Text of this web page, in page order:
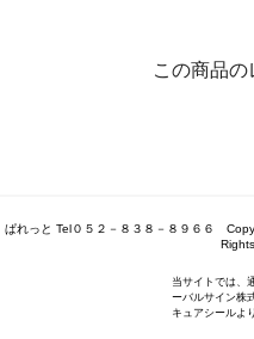
この商品
ぱれっと Tel０５２－８３８－８９６６
当サイトでは、
ーバルサイン株
キュアシールよ